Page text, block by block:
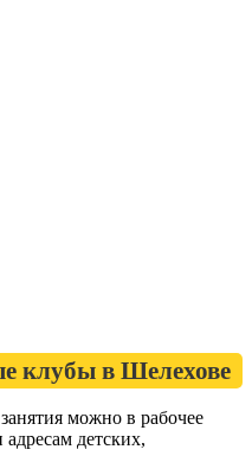
клубы в Шелехове
можно в рабочее
детских,